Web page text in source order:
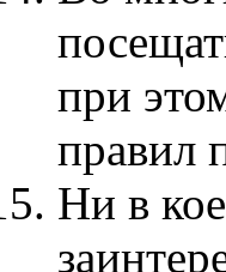
при
правил
Ни в